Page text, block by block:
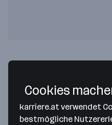
5600 St. Johann im
T +43
Cookies
karriere.at verwendet
bestmögliche